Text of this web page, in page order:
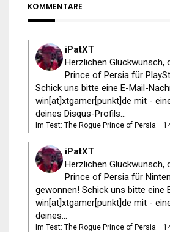
KOMMENTARE
iPatXT
Herzlichen Glückwunsch,
Prince of Persia für
Schick uns bitte eine E-Mail-
win[at]xtgamer[punkt]de mit -
deines Disqus-Profils...
Im Test: The Rogue Prince of Persia ·
iPatXT
Herzlichen Glückwunsch,
Prince of Persia für
gewonnen! Schick uns bitte eine
win[at]xtgamer[punkt]de mit -
deines...
Im Test: The Rogue Prince of Persia ·